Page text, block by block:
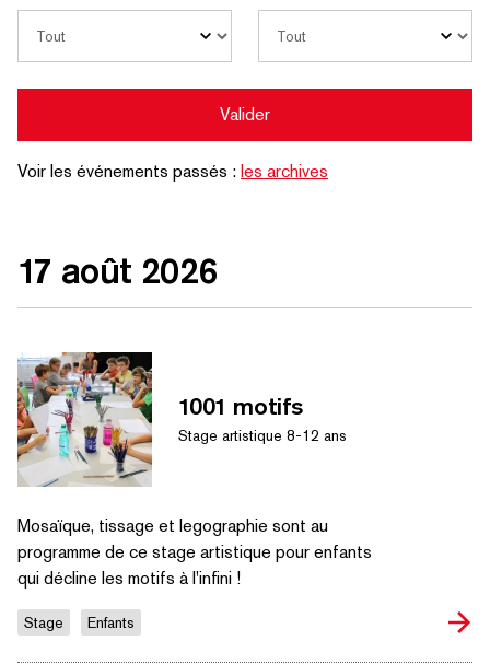
Valider
Voir les événements passés :les archives
17 août 2026
1001 motifs
Stage artistique 8-12 ans
Mosaïque, tissage et legographie sont au
programme de ce stage artistique pour enfants
qui décline les motifs à l'infini !
Stage Enfants